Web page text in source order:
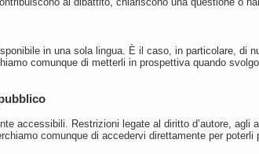
in una sola lingua. È il caso, in particolare, di
comunque di metterli in prospettiva quando
accessibili. Restrizioni legate al diritto d’autore,
comunque di accedervi direttamente per